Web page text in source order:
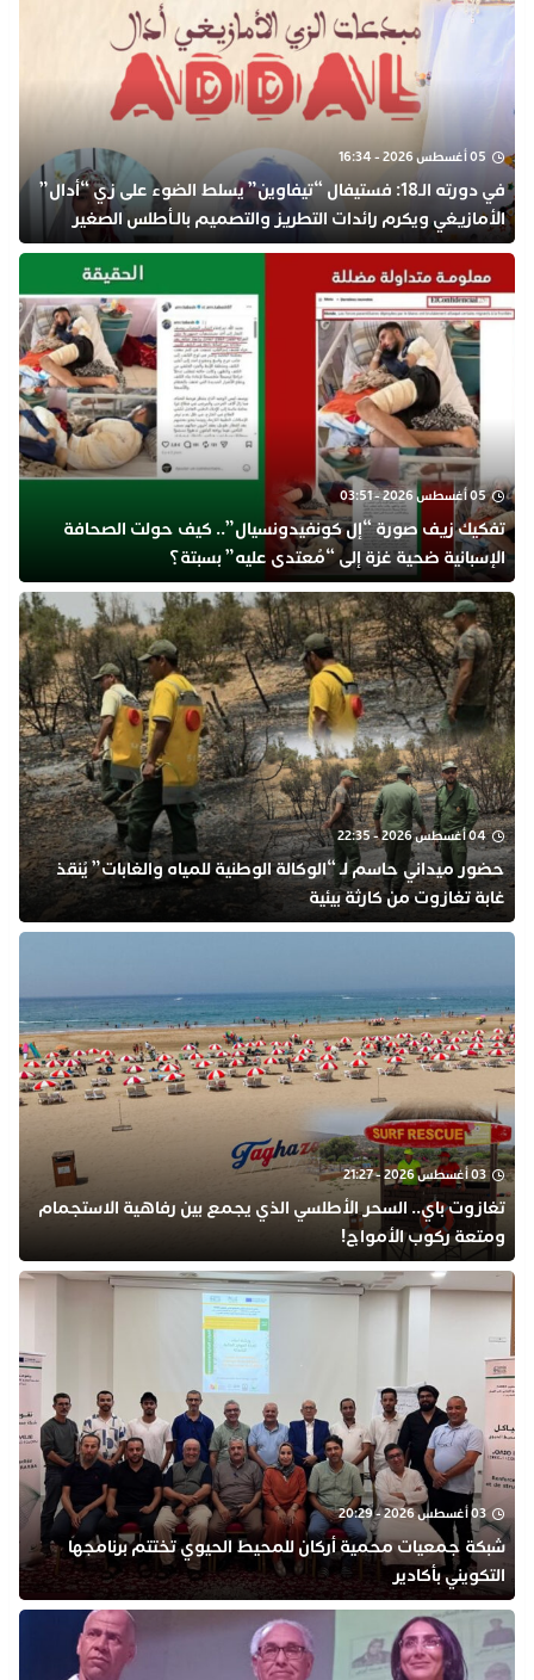
05 أغسطس 2026 - 16:34
في دورته الـ18: فستيفال “تيفاوين” يسلط الضوء على زي “أدال”
الأمازيغي ويكرم رائدات التطريز والتصميم بالـأطلس الصغير
05 أغسطس 2026 - 03:51
تفكيك زيف صورة “إل كونفيدونسيال”.. كيف حولت الصحافة
الإسبانية ضحية غزة إلى “مُعتدى عليه” بسبتة؟
04 أغسطس 2026 - 22:35
​حضور ميداني حاسم لـ “الوكالة الوطنية للمياه والغابات” يُنقذ
غابة تغازوت من كارثة بيئية
03 أغسطس 2026 - 21:27
تغازوت باي.. السحر الأطلسي الذي يجمع بين رفاهية الاستجمام
ومتعة ركوب الأمواج!
03 أغسطس 2026 - 20:29
شبكة جمعيات محمية أركان للمحيط الحيوي تختتم برنامجها
التكويني بأكادير